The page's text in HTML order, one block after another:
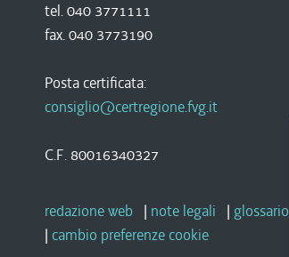
tel. 040 3771111
fax. 040 3773190
Posta certificata:
consiglio@certregione.fvg.it
C.F. 80016340327
redazione web | note legali | glossario
| cambio preferenze cookie